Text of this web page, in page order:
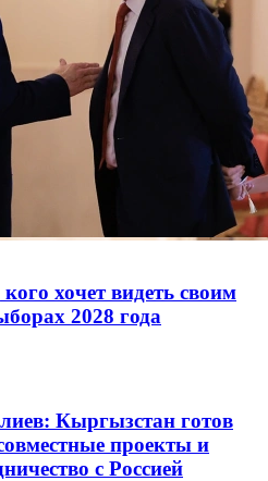
хочет видеть своим
2028 года
Кыргызстан готов
проекты и
с Россией